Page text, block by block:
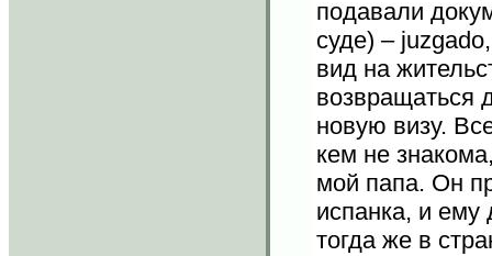
подавали
суде) –
вид на
возвращаться
новую визу.
кем не
мой папа. Он
испанка, и ему
тогда же в